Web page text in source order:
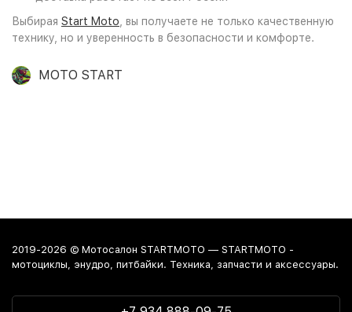
Выбирая Start Moto, вы получаете не только качественную
технику, но и уверенность в безопасности и комфорте.
MOTO START
2019-2026 © Мотосалон STARTMOTO — STARTMOTO -
мотоциклы, энудро, питбайки. Техника, запчасти и аксессуары.